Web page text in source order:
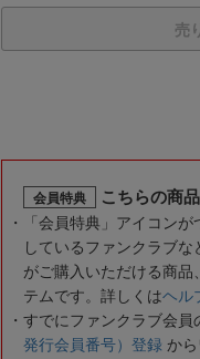
売
会員特典 こちらの商
「会員特典」アイコン
しているファンクラブ
がご購入いただける商品
テムです。詳しくはヘル
すでにファンクラブ会員
発行会員番号）登録 か